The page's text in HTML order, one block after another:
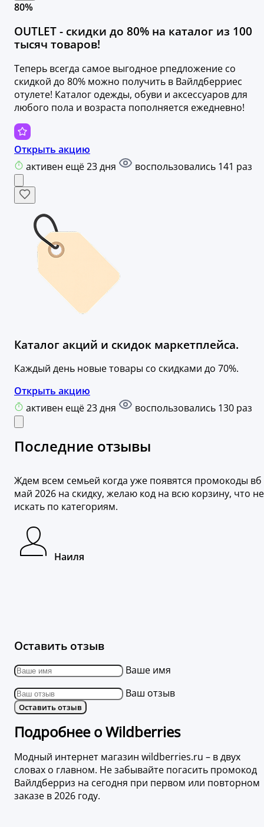
80%
OUTLET - скидки до 80% на каталог из 100
тысяч товаров!
Теперь всегда самое выгодное рпедложение со
скидкой до 80% можно получить в Вайлдберриес
отулете! Каталог одежды, обуви и аксессуаров для
любого пола и возраста пополняется ежедневно!
Открыть акцию
активен ещё 23 дня
воспользовались 141 раз
Каталог акций и скидок маркетплейса.
Каждый день новые товары со скидками до 70%.
Открыть акцию
активен ещё 23 дня
воспользовались 130 раз
Последние отзывы
Ждем всем семьей когда уже появятся промокоды вб
май 2026 на скидку, желаю код на всю корзину, что не
искать по категориям.
Наиля
Оставить отзыв
Ваше имя
Ваш отзыв
Оставить отзыв
Подробнее о Wildberries
Модный интернет магазин wildberries.ru – в двух
словах о главном. Не забывайте погасить промокод
Вайлдберриз на сегодня при первом или повторном
заказе в 2026 году.